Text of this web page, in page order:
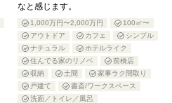
なと感じます。
1,000万円〜2,000万円
100㎡〜
アウトドア
カフェ
シンプル
ナチュラル
ホテルライク
住んでる家のリノベ
前橋店
収納
土間
家事ラク間取り
戸建て
書斎/ワークスペース
洗面／トイレ／風呂